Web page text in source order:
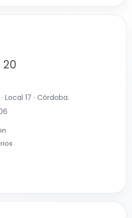
20
Local 17 · Córdoba.